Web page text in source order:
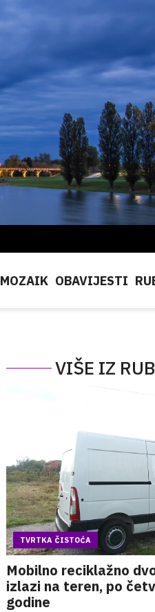
MOZAIK OBAVIJESTI
VIŠE IZ
TVRTKA ČISTOĆA
Mobilno reciklažno
izlazi na teren, po
godine